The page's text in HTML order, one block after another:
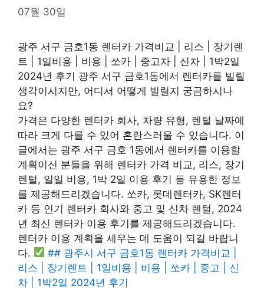
07월 30일
광주 서구 금호1동 렌터카 가격비교 | 리스 | 장기렌
트 | 1일비용 | 비용 | 쏘카 | 중고차 | 신차 | 1박2일
2024년 후기 광주 서구 금호1동에서 렌터카를 빌릴
생각이시지만, 어디서 어떻게 빌릴지 궁금하시나
요?
가격은 다양한 렌터카 회사, 차량 유형, 렌털 날짜에
따라 크게 다를 수 있어 혼란스러울 수 있습니다. 이
글에서는 광주 서구 금호 1동에서 렌터카를 이용할
계획이신 분들을 위해 렌터카 가격 비교, 리스, 장기
렌털, 일일 비용, 1박 2일 이용 후기 등 유용한 정보
를 제공해드리겠습니다. 쏘카, 롯데렌터카, SK렌터
카 등 인기 렌터카 회사와 중고 및 신차 렌털, 2024
년 최신 렌터카 이용 후기를 제공해드리겠습니다.
렌터카 이용 계획을 세우는 데 도움이 되길 바랍니
다.
## 광주시 서구 금호1동 렌터카 가격비교 |
리스 | 장기렌트 | 1일비용 | 비용 | 쏘카 | 중고 | 신
차 | 1박2일 2024년 후기